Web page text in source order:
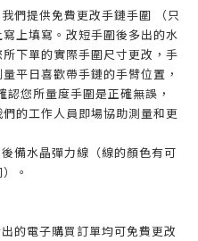
們提供免費更改手鏈手圍 （只
上填寫。改短手圍後多出的水
下單的實際手圍尺寸更改，手
平日喜歡帶手鏈的手臂位置，
您所量度手圍是正確無誤，
的工作人員即場協助測量和更
備水晶彈力線（線的顏色有可
。
的電子購買訂單均可免費更改